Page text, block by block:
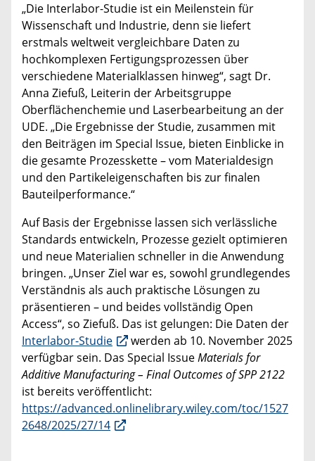
„Die Interlabor-Studie ist ein Meilenstein für
Wissenschaft und Industrie, denn sie liefert
erstmals weltweit vergleichbare Daten zu
hochkomplexen Fertigungsprozessen über
verschiedene Materialklassen hinweg“, sagt Dr.
Anna Ziefuß, Leiterin der Arbeitsgruppe
Oberflächenchemie und Laserbearbeitung an der
UDE. „Die Ergebnisse der Studie, zusammen mit
den Beiträgen im Special Issue, bieten Einblicke in
die gesamte Prozesskette – vom Materialdesign
und den Partikeleigenschaften bis zur finalen
Bauteilperformance.“
Auf Basis der Ergebnisse lassen sich verlässliche
Standards entwickeln, Prozesse gezielt optimieren
und neue Materialien schneller in die Anwendung
bringen. „Unser Ziel war es, sowohl grundlegendes
Verständnis als auch praktische Lösungen zu
präsentieren – und beides vollständig Open
Access“, so Ziefuß. Das ist gelungen: Die Daten der
Interlabor-Studie
werden ab 10. November 2025
verfügbar sein. Das Special IssueMaterials for
Additive Manufacturing – Final Outcomes of SPP 2122
ist bereits veröffentlicht:
https://advanced.onlinelibrary.wiley.com/toc/1527
2648/2025/27/14